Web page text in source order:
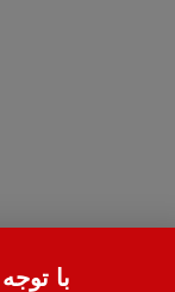
با